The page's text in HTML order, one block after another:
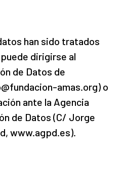
han sido tratados
dirigirse al
de Datos de
amas.org) o
ante la Agencia
de Datos (C/ Jorge
www.agpd.es).